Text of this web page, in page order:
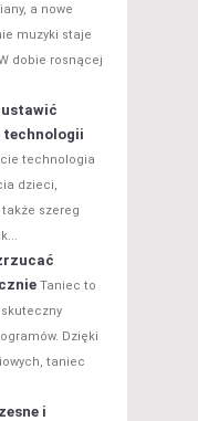
a nowe
muzyki staje
dobie rosnącej
technologii
technologia
dzieci,
szereg
Taniec to
Dzięki
taniec
i